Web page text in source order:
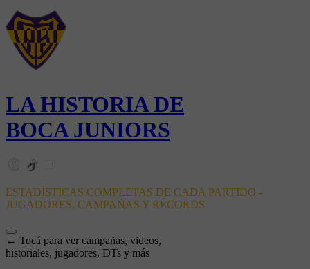
LA HISTORIA DE
BOCA JUNIORS
ESTADÍSTICAS COMPLETAS DE CADA PARTIDO -
JUGADORES, CAMPAÑAS Y RÉCORDS
← Tocá para ver campañas, videos,
historiales, jugadores, DTs y más